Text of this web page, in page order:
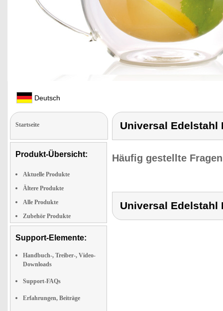
Deutsch
Startseite
Produkt-Übersicht:
Aktuelle Produkte
Ältere Produkte
Alle Produkte
Zubehör Produkte
Support-Elemente:
Handbuch-, Treiber-, Video-
Downloads
Support-FAQs
Erfahrungen, Beiträge
Universal Edelstahl
Häufig gestellte
Universal Edelstahl